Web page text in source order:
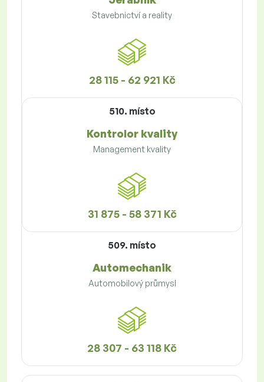
Stavebnictví a reality
28 115 - 62 921 Kč
510. místo
Kontrolor kvality
Management kvality
31 875 - 58 371 Kč
509. místo
Automechanik
Automobilový průmysl
28 307 - 63 118 Kč